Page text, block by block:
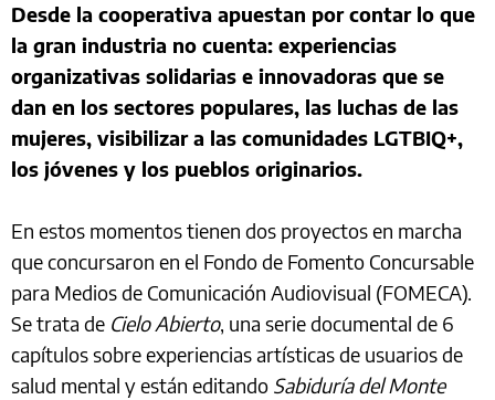
Desde la cooperativa apuestan por contar lo que
la gran industria no cuenta: experiencias
organizativas solidarias e innovadoras que se
dan en los sectores populares, las luchas de las
mujeres, visibilizar a las comunidades LGTBIQ+,
los jóvenes y los pueblos originarios.
En estos momentos tienen dos proyectos en marcha
que concursaron en el Fondo de Fomento Concursable
para Medios de Comunicación Audiovisual (FOMECA).
Se trata de Cielo Abierto, una serie documental de 6
capítulos sobre experiencias artísticas de usuarios de
salud mental y están editando Sabiduría del Monte